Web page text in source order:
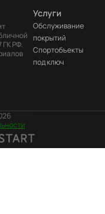
РФ.
Услуги
Обслуживание
покрытий
Cпортобъекты
под ключ